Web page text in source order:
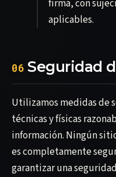
firma, con
aplicables.
06 Seguridad
Utilizamos medidas de
técnicas y físicas
información. Ningún
es completamente
garantizar una